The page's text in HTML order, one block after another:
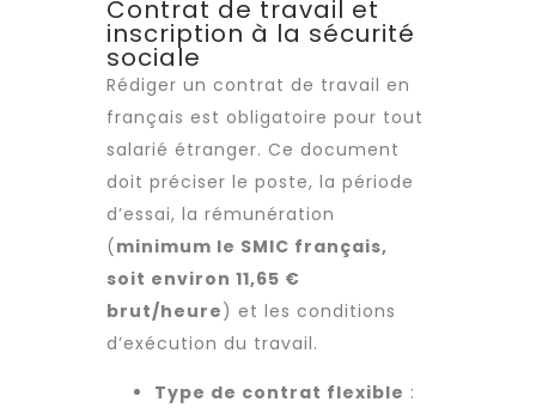
Contrat de travail et
inscription à la sécurité
sociale
Rédiger un contrat de travail en
français est obligatoire pour tout
salarié étranger. Ce document
doit préciser le poste, la période
d’essai, la rémunération
( minimum le SMIC français,
soit environ 11,65 €
brut/heure) et les conditions
d’exécution du travail.
Type de contrat flexible :